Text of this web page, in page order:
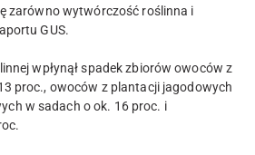
zarówno wytwórczość roślinna i
GUS.
wpłynął spadek zbiorów owoców z
proc., owoców z plantacji jagodowych
w sadach o ok. 16 proc. i